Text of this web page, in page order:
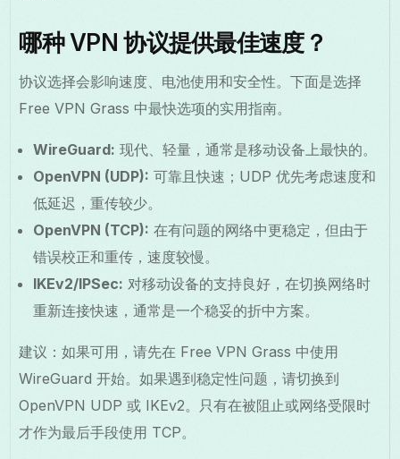
哪种 VPN 协议提供最佳速度？
协议选择会影响速度、电池使用和安全性。下面是选择
Free VPN Grass 中最快选项的实用指南。
WireGuard: 现代、轻量，通常是移动设备上最快的。
OpenVPN (UDP): 可靠且快速；UDP 优先考虑速度和
低延迟，重传较少。
OpenVPN (TCP): 在有问题的网络中更稳定，但由于
错误校正和重传，速度较慢。
IKEv2/IPSec: 对移动设备的支持良好，在切换网络时
重新连接快速，通常是一个稳妥的折中方案。
建议：如果可用，请先在 Free VPN Grass 中使用
WireGuard 开始。如果遇到稳定性问题，请切换到
OpenVPN UDP 或 IKEv2。只有在被阻止或网络受限时
才作为最后手段使用 TCP。